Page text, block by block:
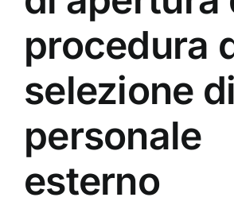
procedura
selezione di
personale
esterno